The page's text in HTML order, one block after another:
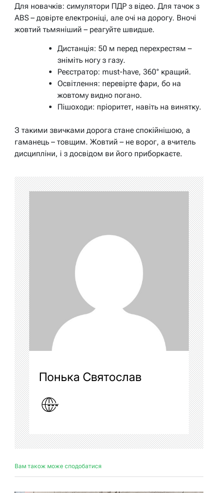
Для новачків: симулятори ПДР з відео. Для тачок з
ABS – довірте електроніці, але очі на дорогу. Вночі
жовтий тьмяніший – реагуйте швидше.
Дистанція: 50 м перед перехрестям –
зніміть ногу з газу.
Реєстратор: must-have, 360° кращий.
Освітлення: перевірте фари, бо на
жовтому видно погано.
Пішоходи: пріоритет, навіть на винятку.
З такими звичками дорога стане спокійнішою, а
гаманець – товщим. Жовтий – не ворог, а вчитель
дисципліни, і з досвідом ви його приборкаєте.
Понька Святослав
Вам також може сподобатися